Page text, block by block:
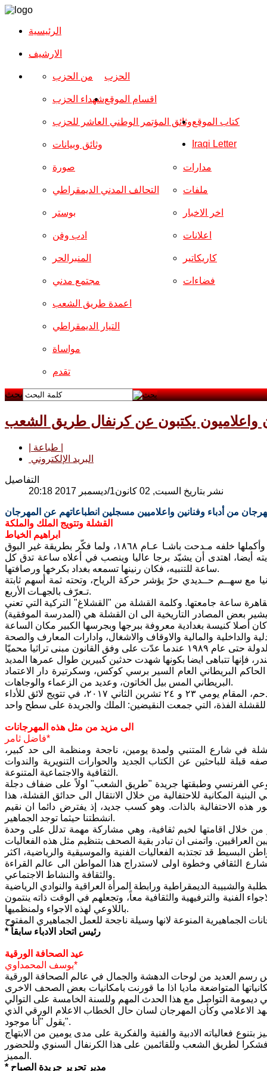
الرئيسية
الارشیف
الحزب من الحزب
شهداء الحزب
وثائق المؤتمر الوطني العاشر للحزب
وثائق وبيانات
اقسام الموقع
صورة
التحالف المدني الديمقراطي
بوستر
ادب وفن
المنبرالحر
مجتمع مدني
مدارات
ملفات
اخر الاخبار
اعلانات
كاريكاتير
فضاءات
اعمدة طريق الشعب
التيار الديمقراطي
مواساة
تقدم
كتاب الموقع
Iraqi Letter
بحث
واعلاميون يكتبون عن كرنفال طريق الشعب
البريد الإلكتروني
التفاصيل
نشر بتاريخ السبت, 02 كانون1/ديسمبر 2017 20:18
من أدباء وفنانين و اعلاميين مسجلين انطباعاتهم عن المهرجان
القشلة وتتويج الملك والملكة
ابراهيم الخياط
مبنى السـراي، هو ثكنة الجندرمة العثمانيين التي دشن بناءها الوالـي نـامـق بـاشـا وأكملها خلفه مـدحت باشـا عـام ١٨٦٨، ولما فكّر بطريقة غير البوق
أيضا، اهتدى أن يشيّد برجا عاليا وينصب في أعلاه ساعة تدق كل
ساعة للتنبيه، فكان رنينها تسمعه بغداد بكرخها ورصافتها.
قبــة البرج تاجا بريطانيا مع سهــم حــديدي حرّ يؤشر حركة الرياح، وتحته ثمة أسهم ثابتة
تـعرّف بالجهـات الأربع.
ساعة جامعتها. وكلمة القشلة من "القشلاغ" التركية التي تعني
بعض المصادر التاريخية الى ان القشلة هي (المدرسة الموفقية)
والمالية والاوقاف والاشغال، وادارات المعارف والصحة
ملك عراقي هو الملك فيصل الاول يوم ٢٣ آب سنة ١٩٢١ بحضور الحاكم البريطاني العام السير برسي كوكس، وسكرتيرة دار الاعتماد
البريطاني المس بيل الخاتون، وعديد من الزعماء والوجاهات.
والحدث الثاني هو مهرجان "طريق الشعب" الخامس، المتنوع المتألق المتفرد المزدحم، المقام يومي ٢٣ و ٢٤ تشرين الثاني ٢٠١٧، في تتويج لائق للأداء
الى مزيد من مثل هذه المهرجانات
فاضل ثامر*
في شارع المتنبي ولمدة يومين، ناجحة ومنظمة الى حد كبير،
قبلة للباحثين عن الكتاب الجديد والحوارات التنويرية والندوات
الثقافية والاجتماعية المتنوعة.
الفرنسي وطبقتها جريدة "طريق الشعب" اولاً على ضفاف دجلة
المكانية للاحتفالية من خلال الانتقال الى حدائق القشلة، هذا
هذه الاحتفالية بالذات. وهو كسب جديد، إذ يفترض دائما ان نقيم
انشطتنا حيثما توجد الجماهير.
من خلال اقامتها لخيم ثقافية، وهي مشاركة مهمة تدلل على وحدة
قد تجتذبه الفعاليات الفنية والموسيقية والرياضية، اكثر
الثقافي وخطوة اولى لاستدراج هذا المواطن الى عالم القراءة
والثقافة والنشاط الاجتماعي.
والشبيبة الديمقراطية ورابطة المرأة العراقية والنوادي الرياضية
الفنية والترفيهية والثقافية معاً، وتجعلهم في الوقت ذاته ينتمون
باللاوعي لهذه الاجواء ولمنظميها.
* رئيس اتحاد الادباء سابقاً
عيد الصحافة الورقية
يوسف المحمداوي*
المتواضعة ماديا اذا ما قورنت بامكانيات بعض الصحف الاخرى
الاعلامي وكأن المهرجان لسان حال الخطاب الاعلام الورقي الذي
يقول "أنا موجود".
فعالياته الادبية والفنية والفكرية على مدى يومين من الابتهاج
لطريق الشعب وللقائمين على هذا الكرنفال السنوي وللحضور
المميز.
* مدير تحرير جريدة الصباح